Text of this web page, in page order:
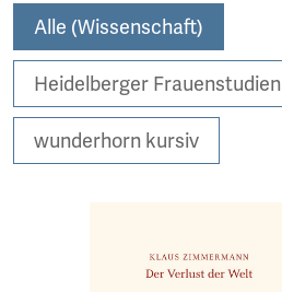
Alle (Wissenschaft)
Heidelberger Frauenstudien
wunderhorn kursiv